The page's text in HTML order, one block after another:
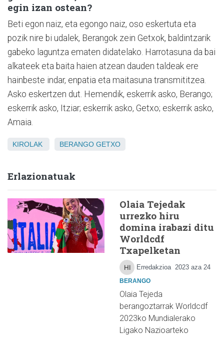
egin izan ostean?
Beti egon naiz, eta egongo naiz, oso eskertuta eta
pozik nire bi udalek, Berangok zein Getxok, baldintzarik
gabeko laguntza ematen didatelako. Harrotasuna da bai
alkateek eta baita haien atzean dauden taldeak ere
hainbeste indar, enpatia eta maitasuna transmititzea.
Asko eskertzen dut. Hemendik, eskerrik asko, Berango;
eskerrik asko, Itziar; eskerrik asko, Getxo; eskerrik asko,
Amaia.
KIROLAK BERANGO GETXO
Erlazionatuak
Olaia Tejedak
urrezko hiru
domina irabazi ditu
Worldcdf
Txapelketan
Erredakzioa 2023 aza 24
BERANGO
Olaia Tejeda
berangoztarrak Worldcdf
2023ko Mundialerako
Ligako Nazioarteko